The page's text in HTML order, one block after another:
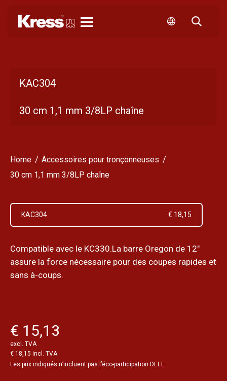
KAC304
30 cm 1,1 mm 3/8LP chaîne
Home
Accessoires pour tronçonneuses
30 cm 1,1 mm 3/8LP chaîne
KAC304 € 18,15
Compatible avec le KC330.La barre Oregon de 12"
assure la force nécessaire pour des coupes rapides et
sans à-coups.
€ 15,13
excl. TVA
€ 18,15 incl. TVA
Les prix indiqués n’incluent pas l’éco-participation DEEE